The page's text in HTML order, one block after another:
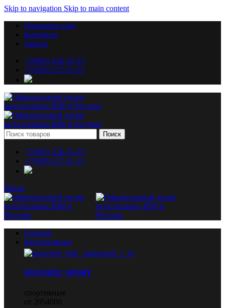
Skip to navigation Skip to main content
Напишите нам
Контакты
Акции
+7(863) 226-15-15
+7(928) 127-11-13
Поиск
+7(863) 226-15-15
+7(928) 127-11-13
Меню
Главная
Квадроциклы
MAVERIC SPORT
спортивные
от 2054000